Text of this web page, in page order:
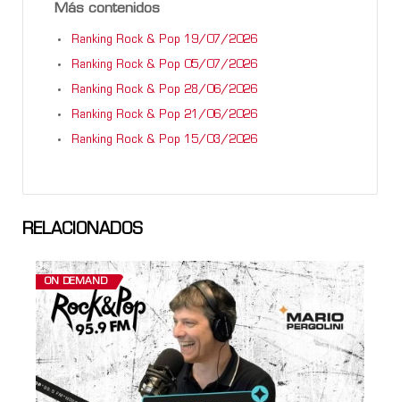
Más contenidos
Ranking Rock & Pop 19/07/2026
Ranking Rock & Pop 05/07/2026
Ranking Rock & Pop 28/06/2026
Ranking Rock & Pop 21/06/2026
Ranking Rock & Pop 15/03/2026
RELACIONADOS
ON DEMAND